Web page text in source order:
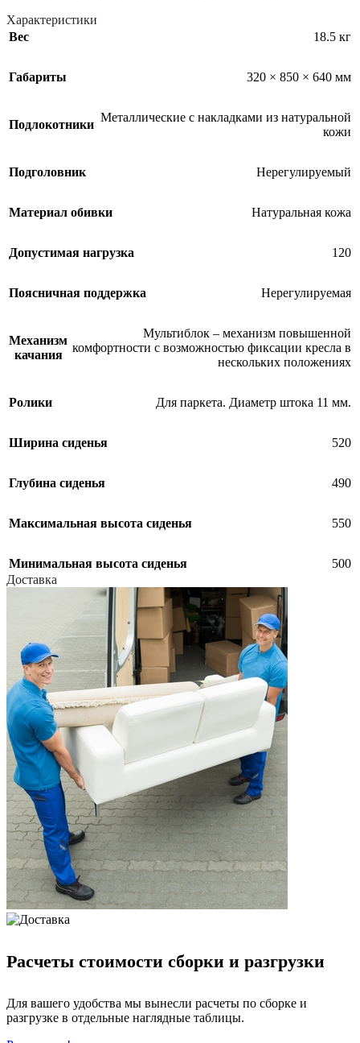
Характеристики
Вес
18.5 кг
Габариты 320 × 850 × 640 мм
Подлокотники
Металлические с накладками из натуральной
кожи
Подголовник Нерегулируемый
Материал обивки Натуральная кожа
Допустимая нагрузка 120
Поясничная поддержка Нерегулируемая
Механизм
качания
Мультиблок – механизм повышенной
комфортности с возможностью фиксации кресла в
нескольких положениях
Ролики Для паркета. Диаметр штока 11 мм.
Ширина сиденья 520
Глубина сиденья 490
Максимальная высота сиденья 550
Минимальная высота сиденья
500
Доставка
Расчеты стоимости сборки и разгрузки
Для вашего удобства мы вынесли расчеты по сборке и
разгрузке в отдельные наглядные таблицы.